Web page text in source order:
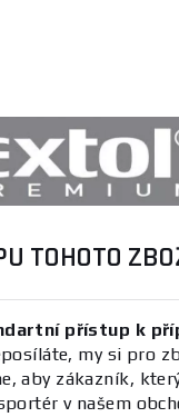
TOHOTO
přístup k
my si pro
aby zákazník,
v našem